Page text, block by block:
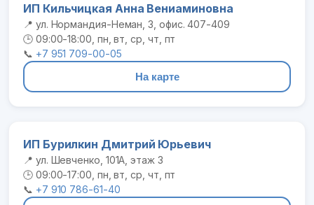
ИП Кильчицкая Анна Вениаминовна
📍 ул. Нормандия-Неман, 3, офис. 407-409
🕒 09:00-18:00, пн, вт, ср, чт, пт
📞 +7 951 709-00-05
На карте
ИП Бурилкин Дмитрий Юрьевич
📍 ул. Шевченко, 101А, этаж 3
🕒 09:00-17:00, пн, вт, ср, чт, пт
📞 +7 910 786-61-40